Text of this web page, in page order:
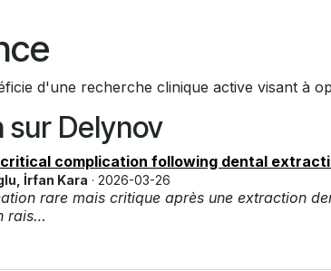
d'une recherche clinique active visant à
sur Delynov
complication following dental
İrfan Kara · 2026-03-26
rare mais critique après une extraction
rais…